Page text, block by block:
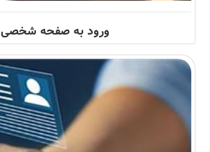
ورود به صفحه شخصی